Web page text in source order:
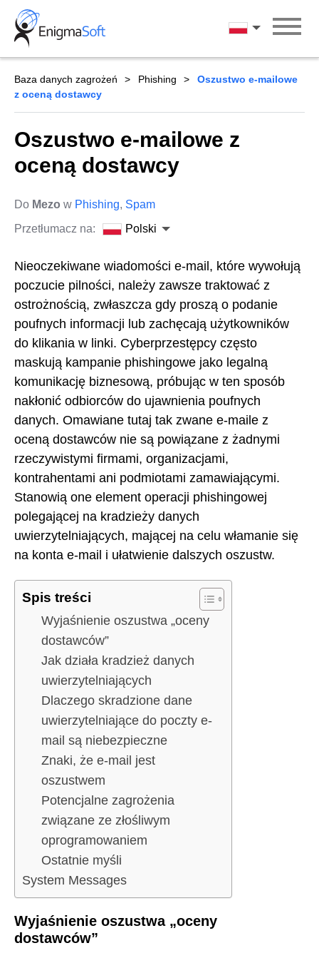
Skip
content
Polski
Baza danych zagrożeń Phishing
Oszustwo e-mailowe
z oceną dostawcy
Oszustwo e-mailowe z
oceną dostawcy
Do Mezo w Phishing, Spam
Przetłumacz na:
Polski
Nieoczekiwane wiadomości e-mail, które wywołują
poczucie pilności, należy zawsze traktować z
ostrożnością, zwłaszcza gdy proszą o podanie
poufnych informacji lub zachęcają użytkowników
do klikania w linki. Cyberprzestępcy często
maskują kampanie phishingowe jako legalną
komunikację biznesową, próbując w ten sposób
nakłonić odbiorców do ujawnienia poufnych
danych. Omawiane tutaj tak zwane e-maile z
oceną dostawców nie są powiązane z żadnymi
rzeczywistymi firmami, organizacjami,
kontrahentami ani podmiotami zamawiającymi.
Stanowią one element operacji phishingowej
polegającej na kradzieży danych
uwierzytelniających, mającej na celu włamanie się
na konta e-mail i ułatwienie dalszych oszustw.
Spis treści
Wyjaśnienie oszustwa „oceny
dostawców”
Jak działa kradzież danych
uwierzytelniających
Dlaczego skradzione dane
uwierzytelniające do poczty e-
mail są niebezpieczne
Znaki, że e-mail jest
oszustwem
Potencjalne zagrożenia
związane ze złośliwym
oprogramowaniem
Ostatnie myśli
System Messages
Wyjaśnienie oszustwa „oceny
dostawców”